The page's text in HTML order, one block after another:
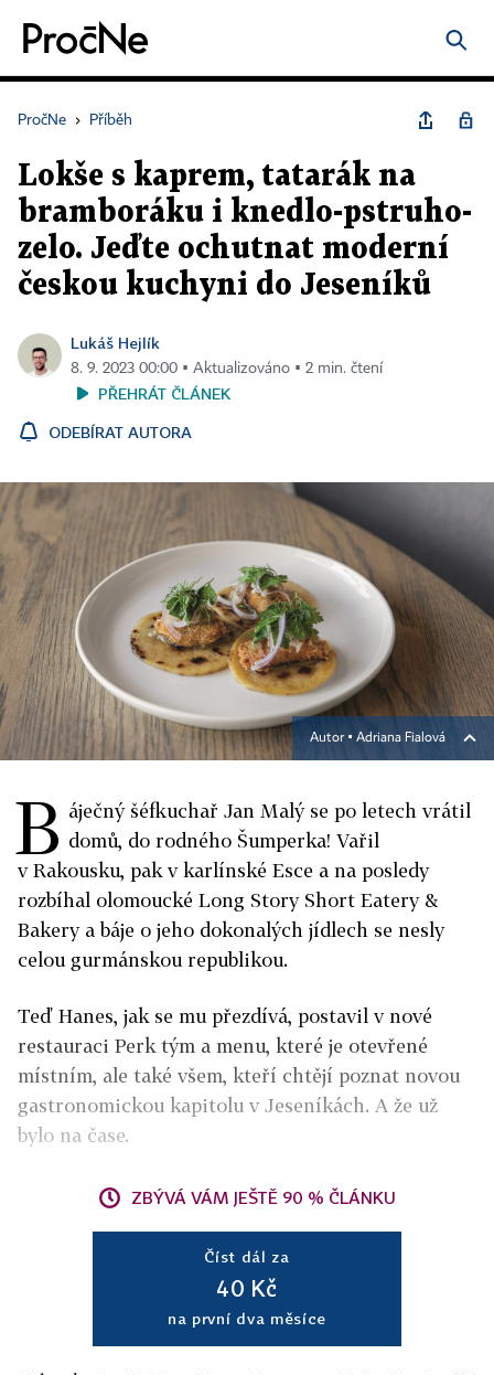
PročNe › Příběh
Lokše s kaprem, tatarák na
bramboráku i knedlo-pstruho-
zelo. Jeďte ochutnat moderní
českou kuchyni do Jeseníků
Lukáš Hejlík
8. 9. 2023 00:00 ▪ Aktualizováno ▪ 2 min. čtení
PŘEHRÁT ČLÁNEK
ODEBÍRAT AUTORA
Autor ▪ Adriana Fialová
B áječný šéfkuchař Jan Malý se po letech vrátil
domů, do rodného Šumperka! Vařil
v Rakousku, pak v karlínské Esce a na posledy
rozbíhal olomoucké Long Story Short Eatery &
Bakery a báje o jeho dokonalých jídlech se nesly
celou gurmánskou republikou.
Teď Hanes, jak se mu přezdívá, postavil v nové
restauraci Perk tým a menu, které je otevřené
místním, ale také všem, kteří chtějí poznat novou
gastronomickou kapitolu v Jeseníkách. A že už
bylo na čase.
ZBÝVÁ VÁM JEŠTĚ 90 % ČLÁNKU
Číst dál za
40 Kč
na první dva měsíce